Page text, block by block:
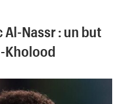
Al-Nassr : un but
Kholood